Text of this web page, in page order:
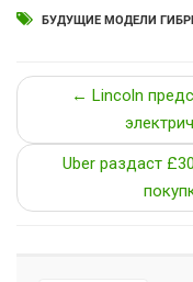
БУДУЩИЕ МОДЕЛИ
← Lincoln
Uber раздаст